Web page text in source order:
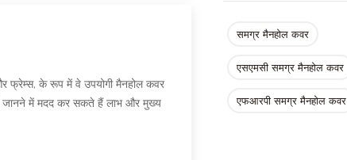
समग्र मैनहोल कवर
एसएमसी समग्र मैनहोल कवर
एफआरपी समग्र मैनहोल कवर
फ्रेम्स, के रूप में वे उपयोगी मैनहोल कवर
जानने में मदद कर सकते हैं लाभ और मुख्य